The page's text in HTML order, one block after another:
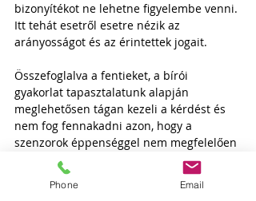
bizonyítékot ne lehetne figyelembe venni.
Itt tehát esetről esetre nézik az
arányosságot és az érintettek jogait.
Összefoglalva a fentieket, a bírói
gyakorlat tapasztalatunk alapján
meglehetősen tágan kezeli a kérdést és
nem fog fennakadni azon, hogy a
szenzorok éppenséggel nem megfelelően
voltak elhelyezve, ha egyébként
bizonyítékként felhasználható az adat és
egyéb személyiségi jogot sem sért
Phone Email